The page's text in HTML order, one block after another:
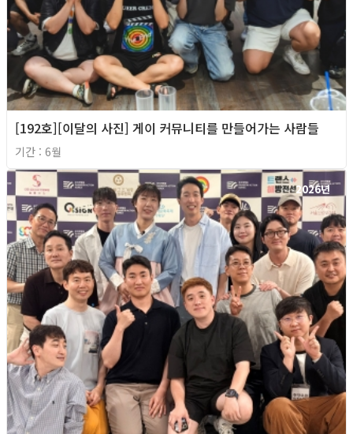
[192호][이달의 사진] 게이 커뮤니티를 만들어가는 사람들
기간 : 6월
2026년